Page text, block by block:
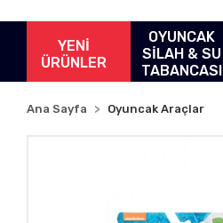
YENİ
ÜRÜNLER
OYUNCAK
SİLAH & SU
TABANCASI
Ana Sayfa Oyuncak Araçlar